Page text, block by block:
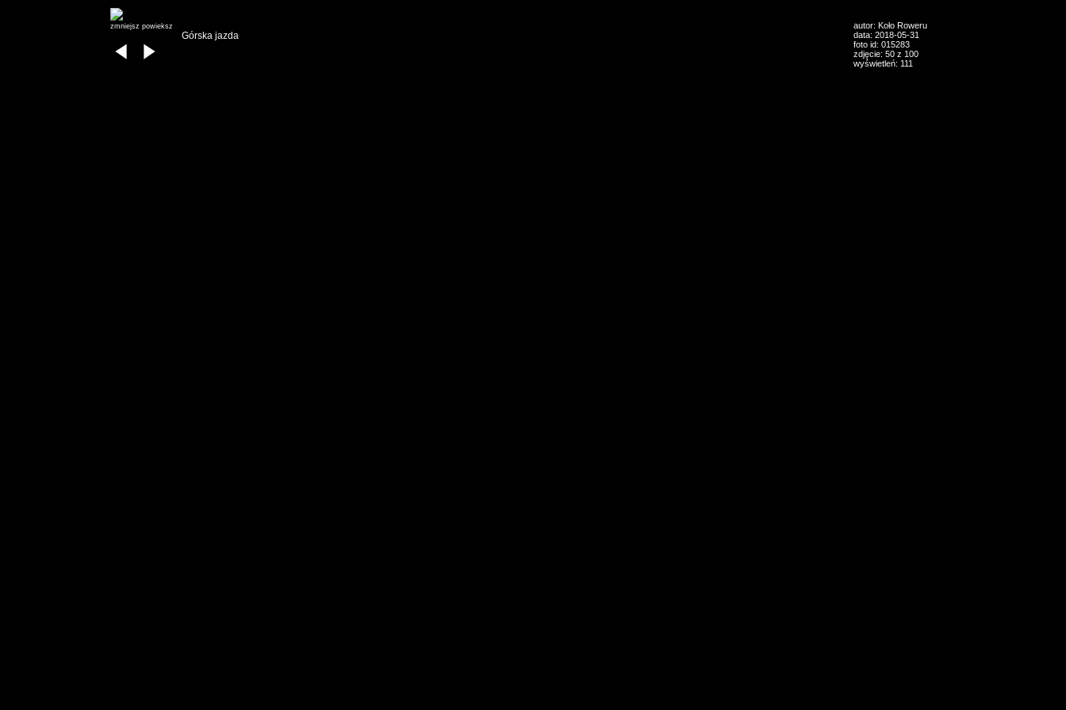
zmniejsz powieksz
Górska jazda
autor: Koło Roweru
data: 2018-05-31
foto id: 015283
zdjęcie: 50 z 100
wyświetleń: 111